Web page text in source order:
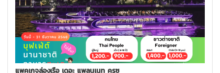
แพคเกจล่องเรือ เดอะ แพลนเนท ครูซ